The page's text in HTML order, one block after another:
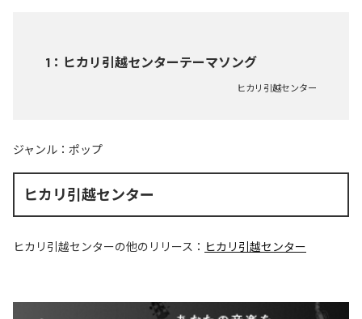
1 ： ヒカリ引越センターテーマソング
ヒカリ引越センター
ジャンル： ポップ
ヒカリ引越センター
ヒカリ引越センターの他のリリース： ヒカリ引越センター